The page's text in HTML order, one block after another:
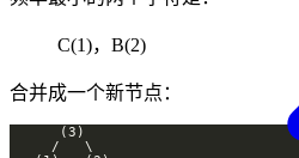
C(1)，B(2)
合并成一个新节点：